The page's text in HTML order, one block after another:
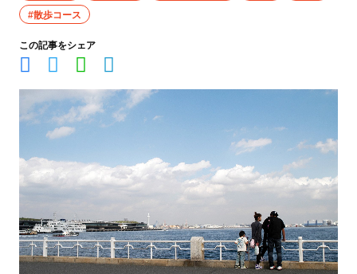
#散歩コース
この記事をシェア